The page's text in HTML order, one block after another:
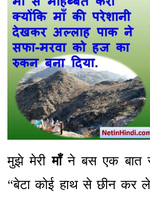
मुझे मेरीमाँने बस एक बात
“बेटा कोई हाथ से छीन कर